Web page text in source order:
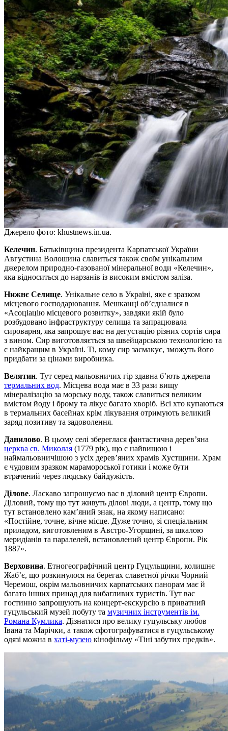
Джерело фото: khustnews.in.ua.
Келечин. Батьківщина президента Карпатської України
Августина Волошина славиться також своїм унікальним
джерелом природно-газованої мінеральної води «Келечин»,
яка відноситься до нарзанів із високим вмістом заліза.
Нижнє Селище. Унікальне село в Україні, яке є зразком
місцевого господарювання. Мешканці об’єдналися в
«Асоціацію місцевого розвитку», завдяки якій було
розбудовано інфраструктуру селища та запрацювала
сироварня, яка запрошує вас на дегустацію різних сортів сира
з вином. Сир виготовляється за швейцарською технологією та
є найкращим в Україні. Ті, кому сир засмакує, зможуть його
придбати за цінами виробника.
Велятин. Тут серед мальовничих гір здавна б’ють джерела
термальних вод. Місцева вода має в 33 рази вищу
мінералізацію за морську воду, також славиться великим
вмістом йоду і брому та лікує багато хворіб. Всі хто купаються
в термальних басейнах крім лікування отримують великий
заряд позитиву та задоволення.
Данилово. В цьому селі збереглася фантастична дерев’яна
церква св. Миколая (1779 рік), що є найвищою і
наймальовничішою з усіх дерев’яних храмів Хустщини. Храм
є чудовим зразком марамороської готики і може бути
втрачений через людську байдужість.
Ділове. Ласкаво запрошуємо вас в діловий центр Європи.
Діловий, тому що тут живуть ділові люди, а центр, тому що
тут встановлено кам’яний знак, на якому написано:
«Постійне, точне, вічне місце. Дуже точно, зі спеціальним
приладом, виготовленим в Австро-Угорщині, за шкалою
меридіанів та паралелей, встановлений центр Європи. Рік
1887».
Верховина. Етногеографічний центр Гуцульщини, колишнє
Жаб’є, що розкинулося на берегах славетної річки Чорний
Черемош, окрім мальовничих карпатських панорам має й
багато інших принад для вибагливих туристів. Тут вас
гостинно запрошують на концерт-екскурсію в приватний
гуцульський музей побуту та музичних інструментів ім.
Романа Кумлика. Дізнатися про велику гуцульську любов
Івана та Марічки, а також сфотографуватися в гуцульському
одязі можна в хаті-музею кінофільму «Тіні забутих предків».